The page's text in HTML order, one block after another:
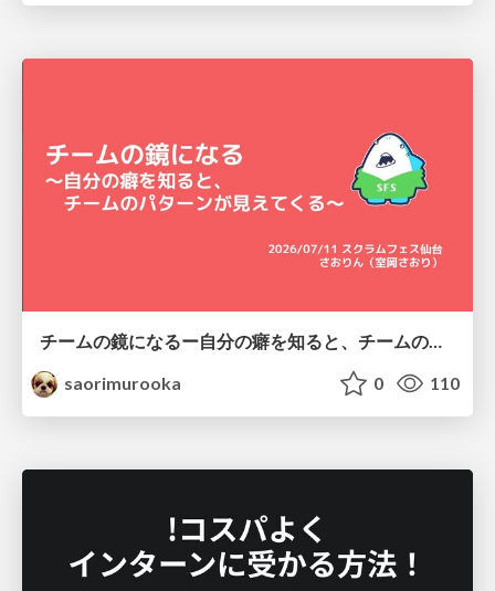
チームの鏡になるー自分の癖を知ると、チームのパターンが見えてくる@スクフェス仙台
saorimurooka
0 110